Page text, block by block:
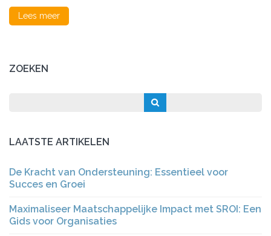
Lees meer
ZOEKEN
LAATSTE ARTIKELEN
De Kracht van Ondersteuning: Essentieel voor
Succes en Groei
Maximaliseer Maatschappelijke Impact met SROI: Een
Gids voor Organisaties